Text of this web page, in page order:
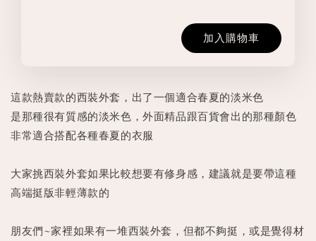
加入購物車
這款熱賣款的西裝外套，出了一個適合春夏的淡米色
是那種很有質感的淡米色，外面精品跟百貨會出的那種顏色
非常適合搭配各種春夏的衣服
大家挑西裝外套如果比較想要有修身感，建議就是要帶這種
高端挺版非輕薄款的
朋友們~家裡如果有一堆西裝外套，但都不夠挺，或是覺得材